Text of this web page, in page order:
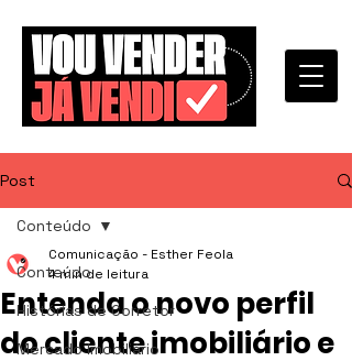
Post
Conteúdo
Histórias de Corretor
Mercado Imobiliário
Conteúdo
Entenda o novo perfil
do cliente imobiliário e
Comunicação - Esther Feola
4 min de leitura